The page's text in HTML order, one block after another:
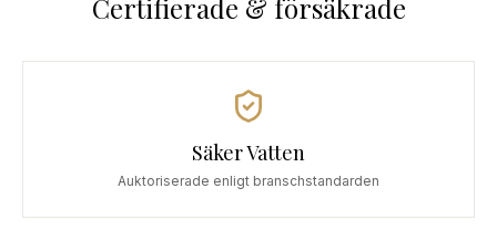
Certifierade & försäkrade
Säker Vatten
Auktoriserade enligt branschstandarden